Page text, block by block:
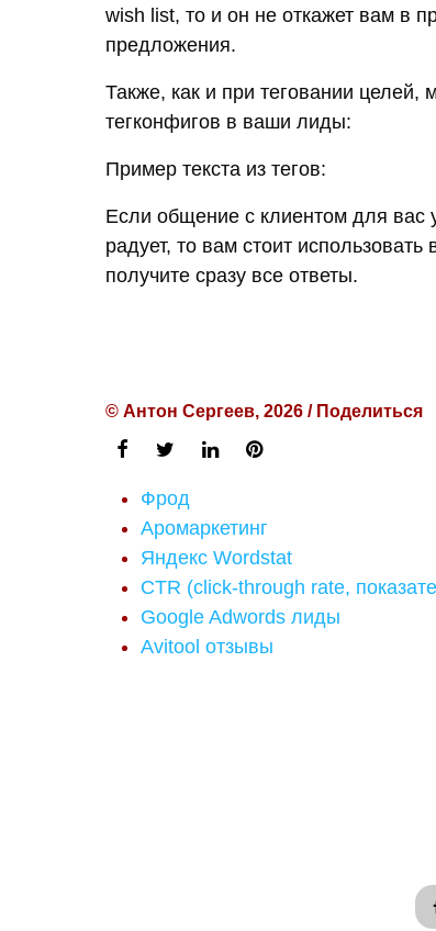
wish list, то и он не откажет вам в
предложения.
Также, как и при теговании
тегконфигов в ваши лиды:
Пример текста из тегов:
Если общение с клиентом для вас
радует, то вам стоит
получите сразу все ответы.
© Антон Сергеев, 2026 / Поделиться
Фрод
Аромаркетинг
Яндекс Wordstat
CTR (click-through rate,
Google Adwords лиды
Avitool отзывы